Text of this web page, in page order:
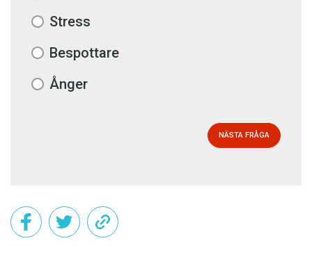
Stress
Bespottare
Ånger
NÄSTA FRÅGA